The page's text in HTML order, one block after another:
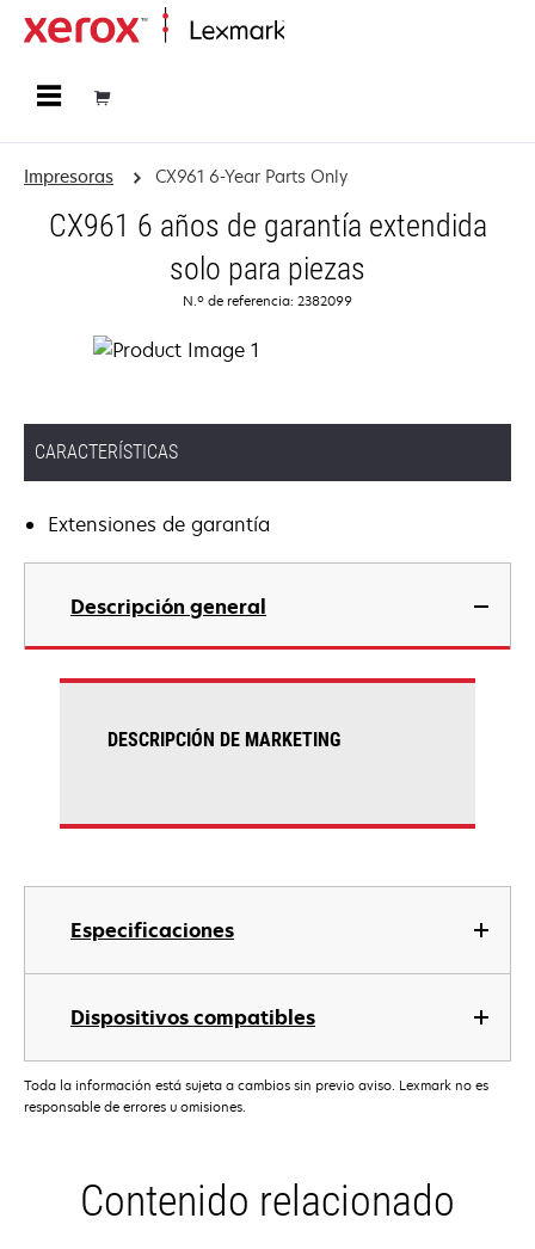
Impresoras CX961 6-Year Parts Only
CX961 6 años de garantía extendida
solo para piezas
N.º de referencia: 2382099
CARACTERÍSTICAS
Extensiones de garantía
Descripción general
Especificaciones
Dispositivos compatibles
DESCRIPCIÓN DE MARKETING
Toda la información está sujeta a cambios sin previo aviso. Lexmark no es
responsable de errores u omisiones.
Contenido relacionado